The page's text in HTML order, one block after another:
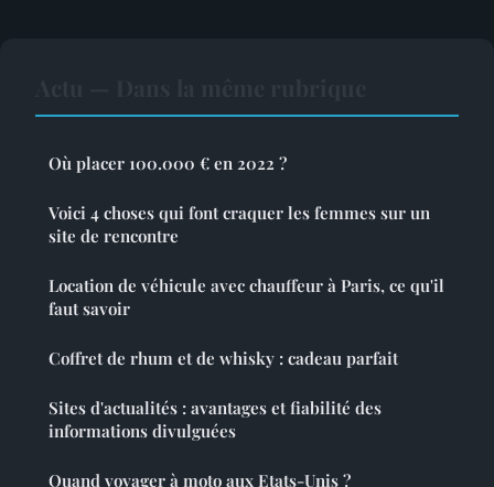
Où placer 100.000 € en 2022 ?
Voici 4 choses qui font craquer les femmes sur un
site de rencontre
Location de véhicule avec chauffeur à Paris, ce qu'il
faut savoir
Coffret de rhum et de whisky : cadeau parfait
Sites d'actualités : avantages et fiabilité des
informations divulguées
Quand voyager à moto aux Etats-Unis ?